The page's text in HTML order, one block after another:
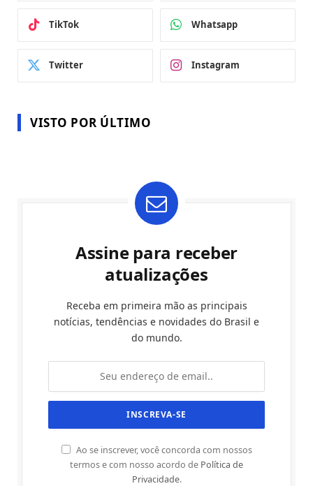
TikTok Whatsapp
Twitter Instagram
VISTO POR ÚLTIMO
Assine para receber
atualizações
Receba em primeira mão as principais
notícias, tendências e novidades do Brasil e
do mundo.
Ao se inscrever, você concorda com nossos
termos e com nosso acordo de Política de
Privacidade.